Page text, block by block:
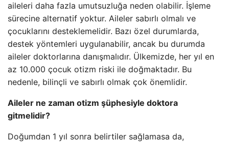
aileleri daha fazla umutsuzluğa neden olabilir. İşleme
sürecine alternatif yoktur. Aileler sabırlı olmalı ve
çocuklarını desteklemelidir. Bazı özel durumlarda,
destek yöntemleri uygulanabilir, ancak bu durumda
aileler doktorlarına danışmalıdır. Ülkemizde, her yıl en
az 10.000 çocuk otizm riski ile doğmaktadır. Bu
nedenle, bilinçli ve sabırlı olmak çok önemlidir.
Aileler ne zaman otizm şüphesiyle doktora
gitmelidir?
Doğumdan 1 yıl sonra belirtiler sağlamasa da,